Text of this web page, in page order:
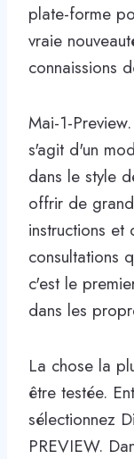
plate-forme
vraie
connaissions
Mai-1-
s'agit d'un
dans le style
offrir de
instructions et
consultations
c'est le
dans les
La chose la
être testée.
sélectionnez
PREVIEW.